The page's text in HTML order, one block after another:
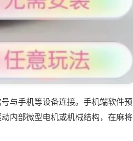
与手机等设备连接。手机端软件预
内部微型电机或机械结构，在麻将